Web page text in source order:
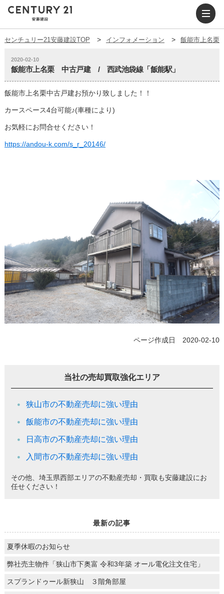
センチュリー21安藤建設TOP インフォメーション 飯能市上名
2020-02-10
飯能市上名栗 中古戸建 / 西武池袋線「飯能駅」
飯能市上名栗中古戸建お預かり致しました！！
カースペース4台可能♪(車種により)
お気軽にお問合せください！
https://andou-k.com/s_r_20146/
ページ作成日 2020-02-10
当社の売却買取強化エリア
狭山市の不動産売却に強い理由
飯能市の不動産売却に強い理由
日高市の不動産売却に強い理由
入間市の不動産売却に強い理由
その他、埼玉県西部エリアの不動産売却・買取も安藤建設にお
任せください！
最新の記事
夏季休暇のお知らせ
弊社売主物件「狭山市下奥富 令和3年築 オール電化注文住宅」
スプランドゥール新狭山 ３階角部屋